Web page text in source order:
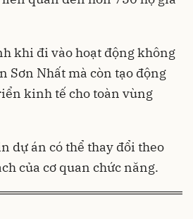
khi đi vào hoạt động không
Sơn Nhất mà còn tạo động
kinh tế cho toàn vùng
dự án có thể thay đổi theo
của cơ quan chức năng.